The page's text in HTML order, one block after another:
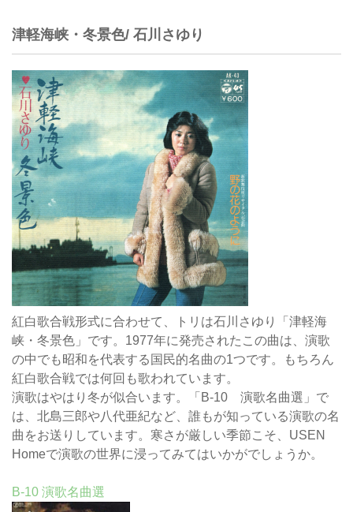
津軽海峡・冬景色/ 石川さゆり
紅白歌合戦形式に合わせて、トリは石川さゆり「津軽海
峡・冬景色」です。1977年に発売されたこの曲は、演歌
の中でも昭和を代表する国民的名曲の1つです。もちろん
紅白歌合戦では何回も歌われています。
演歌はやはり冬が似合います。「B-10 演歌名曲選」で
は、北島三郎や八代亜紀など、誰もが知っている演歌の名
曲をお送りしています。寒さが厳しい季節こそ、USEN
Homeで演歌の世界に浸ってみてはいかがでしょうか。
B-10 演歌名曲選